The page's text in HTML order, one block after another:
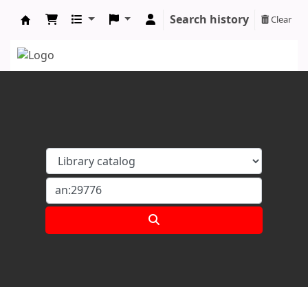
Search history Clear